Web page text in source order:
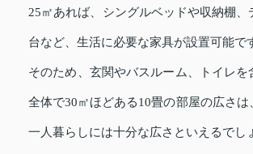
25㎡あれば、シングルベッドや収納棚、
台など、生活に必要な家具が設置可能で
そのため、玄関やバスルーム、トイレを
全体で30㎡ほどある10畳の部屋の広さは
一人暮らしには十分な広さといえるでし